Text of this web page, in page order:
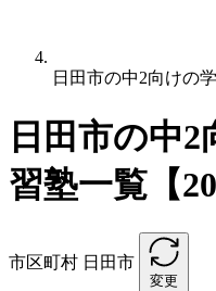
日田市の中2向けの
日田市の中
習塾一覧【
市区町村 日田市
変更